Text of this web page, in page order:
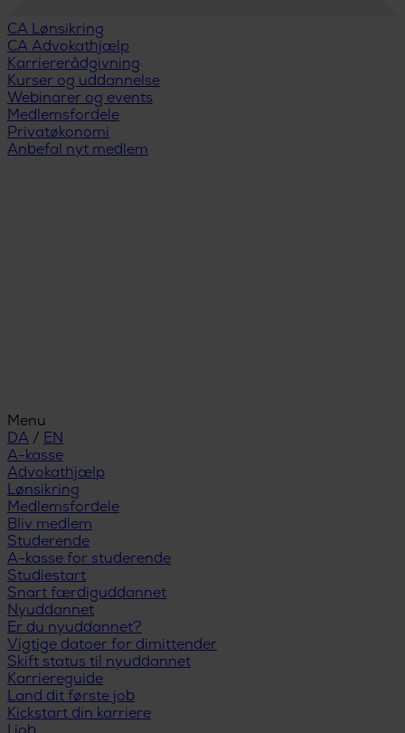
CA Lønsikring
CA Advokathjælp
Karriererådgivning
Kurser og uddannelse
Webinarer og events
Medlemsfordele
Privatøkonomi
Anbefal nyt medlem
Menu
DA / EN
A-kasse
Advokathjælp
Lønsikring
Medlemsfordele
Bliv medlem
Studerende
A-kasse for studerende
Studiestart
Snart færdiguddannet
Nyuddannet
Er du nyuddannet?
Vigtige datoer for dimittender
Skift status til nyuddannet
Karriereguide
Land dit første job
Kickstart din karriere